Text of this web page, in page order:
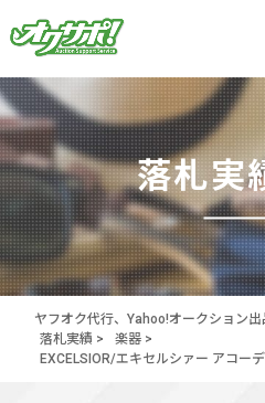
落札実
ヤフオク代行、Yahoo!オークション出
落札実績 > 楽器 >
EXCELSIOR/エキセルシァー アコー